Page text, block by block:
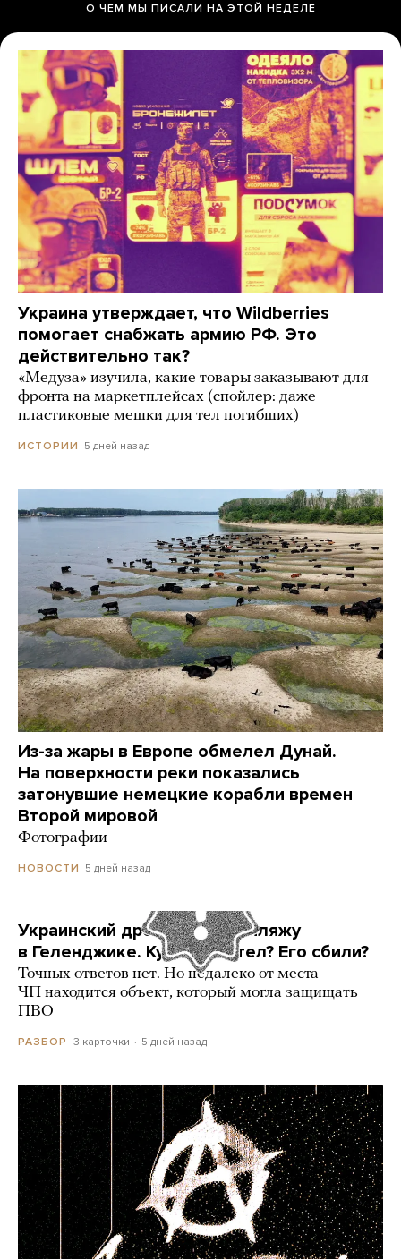
О ЧЕМ МЫ ПИСАЛИ НА ЭТОЙ НЕДЕЛЕ
Украина утверждает, что Wildberries
помогает снабжать армию РФ. Это
действительно так?
«Медуза» изучила, какие товары заказывают для
фронта на маркетплейсах (спойлер: даже
пластиковые мешки для тел погибших)
ИСТОРИИ 5 дней назад
Из-за жары в Европе обмелел Дунай.
На поверхности реки показались
затонувшие немецкие корабли времен
Второй мировой
Фотографии
НОВОСТИ 5 дней назад
Украинский дрон попал по пляжу
в Геленджике. Куда он летел? Его сбили?
Точных ответов нет. Но недалеко от места
ЧП находится объект, который могла защищать
ПВО
РАЗБОР 3 карточки 5 дней назад